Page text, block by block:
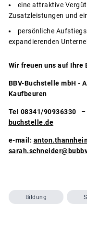
eine attraktive
Zusatzleistungen und
persönliche
expandierenden
Wir freuen uns auf Ihre
BBV-Buchstelle mbH -
Kaufbeuren
Tel 08341/90936330
buchstelle.de
e-mail:
Bildung